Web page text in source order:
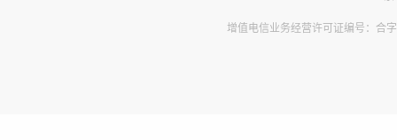
增值电信业务经营许可证编号：合